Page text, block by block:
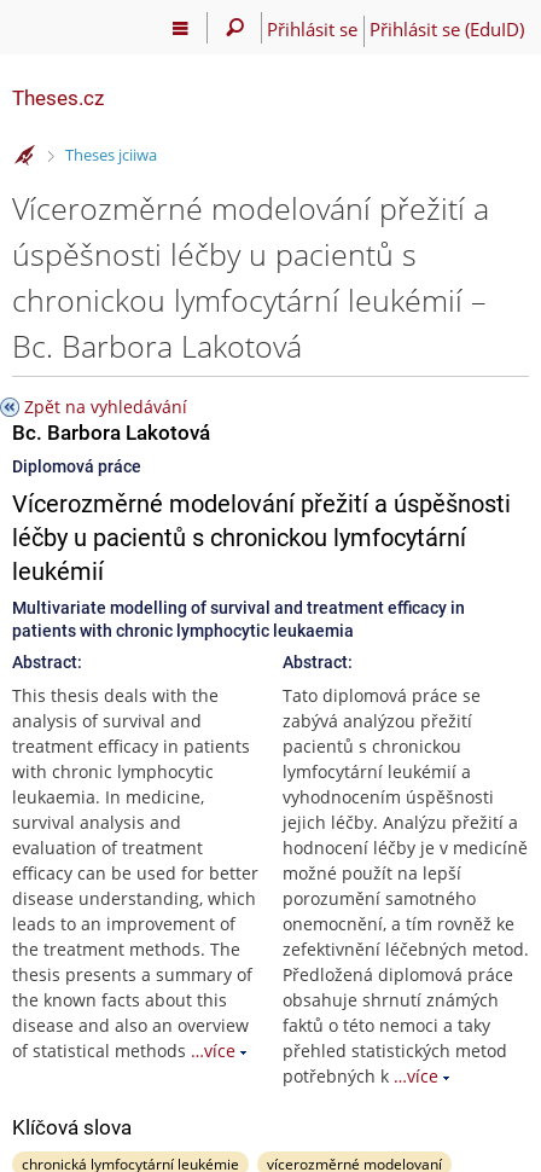
Přihlásit se Přihlásit se (EduID)
Theses.cz
>
Theses jciiwa
Vícerozměrné modelování přežití a
úspěšnosti léčby u pacientů s
chronickou lymfocytární leukémií –
Bc. Barbora Lakotová
Zpět na vyhledávání
Bc. Barbora Lakotová
Diplomová práce
Vícerozměrné modelování přežití a úspěšnosti
léčby u pacientů s chronickou lymfocytární
leukémií
Multivariate modelling of survival and treatment efficacy in
patients with chronic lymphocytic leukaemia
Abstract:
This thesis deals with the
analysis of survival and
treatment efficacy in patients
with chronic lymphocytic
leukaemia. In medicine,
survival analysis and
evaluation of treatment
efficacy can be used for better
disease understanding, which
leads to an improvement of
the treatment methods. The
thesis presents a summary of
the known facts about this
disease and also an overview
of statistical methods …více
Abstract:
Tato diplomová práce se
zabývá analýzou přežití
pacientů s chronickou
lymfocytární leukémií a
vyhodnocením úspěšnosti
jejich léčby. Analýzu přežití a
hodnocení léčby je v medicíně
možné použít na lepší
porozumění samotného
onemocnění, a tím rovněž ke
zefektivnění léčebných metod.
Předložená diplomová práce
obsahuje shrnutí známých
faktů o této nemoci a taky
přehled statistických metod
potřebných k …více
Klíčová slova
chronická lymfocytární leukémie
vícerozměrné modelovaní